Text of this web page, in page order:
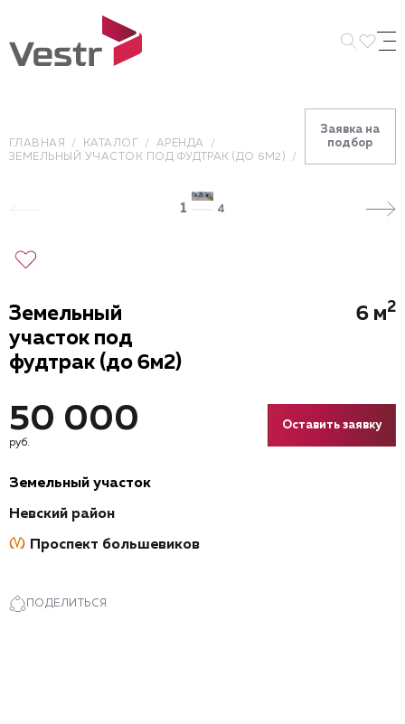
Искать
ГЛАВНАЯ КАТАЛОГ
АРЕНДА
ЗЕМЕЛЬНЫЙ УЧАСТОК ПОД ФУДТРАК (ДО 6М2)
Заявка на
подбор
1 4
Земельный
участок под
фудтрак (до 6м2)
6 м2
Земельный участок
Проспект большевиков
Невский район
ПОДЕЛИТЬСЯ
50 000
руб.
Оставить заявку